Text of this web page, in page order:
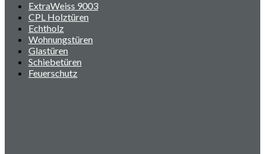
ExtraWeiss 9003
CPL Holztüren
Echtholz
Wohnungstüren
Glastüren
Schiebetüren
Feuerschutz